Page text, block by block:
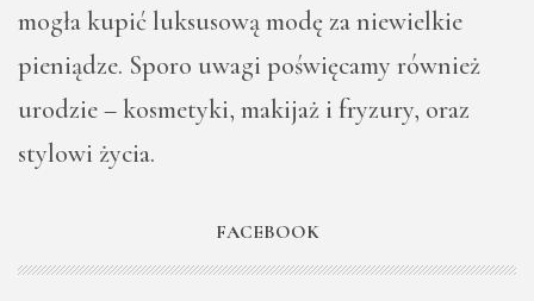
mogła kupić luksusową modę za niewielkie
pieniądze. Sporo uwagi poświęcamy również
urodzie – kosmetyki, makijaż i fryzury, oraz
stylowi życia.
FACEBOOK